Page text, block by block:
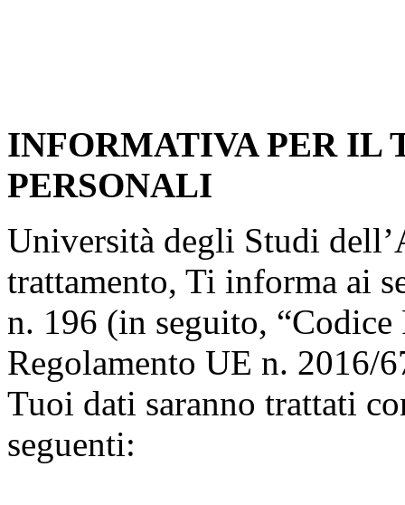
INFORMATIVA PER IL
PERSONALI
Università degli Studi
trattamento, Ti informa ai
n. 196 (in seguito, “Codice
Regolamento UE n. 2016/
Tuoi dati saranno trattati
seguenti: